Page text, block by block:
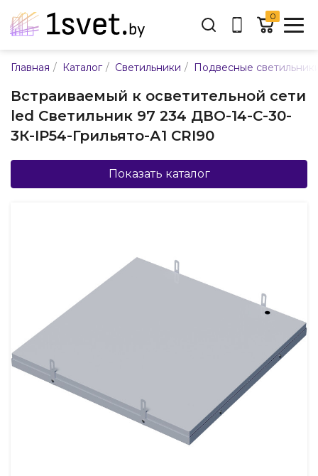
Адрес:
ул. Каменногорская, 45
Время работы:
Пн-пт с 9:00 до 17:30
E-mail:
+375(29) 361-04-00
0
Главная / Каталог / Светильники / Подвесные
Встраиваемый к осветительной сети
led Светильник 97 234 ДВО-14-С-30-
3К-IP54-Грильято-А1 CRI90
Показать каталог